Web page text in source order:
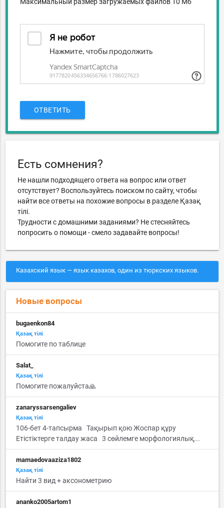
ОТВЕТИТЬ
Есть сомнения?
Не нашли подходящего ответа на вопрос или ответ
отсутствует? Воспользуйтесь поиском по сайту, чтобы
найти все ответы на похожие вопросы в разделе Қазақ
тiлi.
Трудности с домашними заданиями? Не стесняйтесь
попросить о помощи - смело задавайте вопросы!
Казахский язык — язык казахов, один из тюркских языков.
Новые вопросы
bugaenkon84
Қазақ тiлi
Помогите по таблице
Salat_
Қазақ тiлi
Помогите пожалуйста🙏
zanaryssarsengaliev
Қазақ тiлi
106-бет 4-тапсырма Тақырып қою Жоспар құру
Етістіктерге талдау жаса 3 сөйлемге морфологиялық...
mamaedovaaziza1802
Қазақ тiлi
Найти 3 вид + аксонометрию
ananko2005artom1